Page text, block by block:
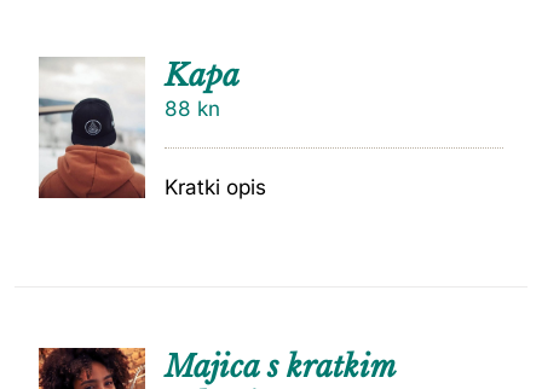
KOŠARI
CU
Kapa
88 kn
Kratki opis
DODAJ
Majica s kratkim